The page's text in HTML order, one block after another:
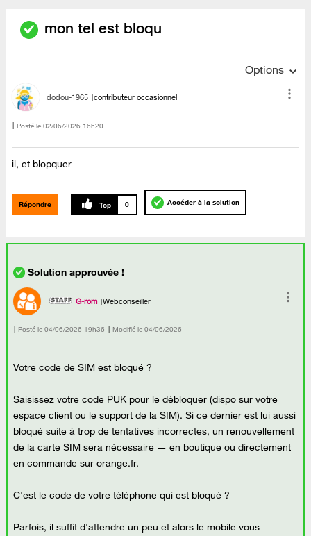
mon tel est bloqu
Options
dodou-1965 contributeur occasionnel
Posté le ‎02/06/2026 16h20
il, et blopquer
Répondre 0 Accéder à la solution
G-rom Webconseiller
Posté le ‎04/06/2026 19h36 Modifié le 04/06/2026
Votre code de SIM est bloqué ?
Saisissez votre code PUK pour le débloquer (dispo sur votre
espace client ou le support de la SIM). Si ce dernier est lui aussi
bloqué suite à trop de tentatives incorrectes, un renouvellement
de la carte SIM sera nécessaire — en boutique ou directement
en commande sur orange.fr.
C'est le code de votre téléphone qui est bloqué ?
Parfois, il suffit d'attendre un peu et alors le mobile vous